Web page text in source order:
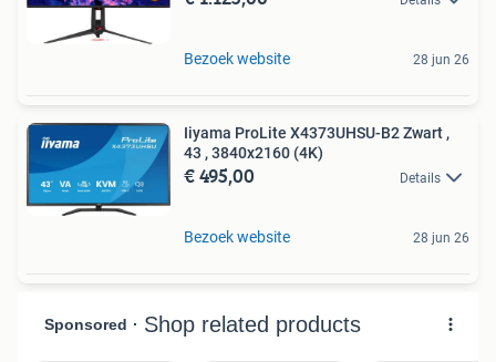
Bezoek website 28 jun 26
Iiyama ProLite X4373UHSU-B2 Zwart ,
43 , 3840x2160 (4K)
€ 495,00 Details
Bezoek website 28 jun 26